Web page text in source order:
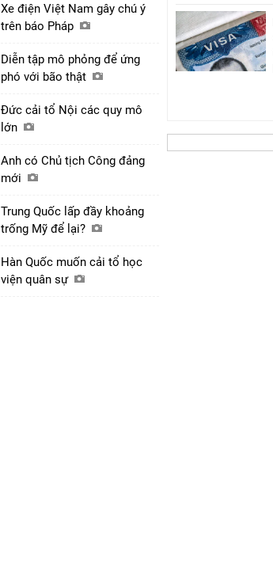
Xe điện Việt Nam gây chú ý
trên báo Pháp
Diễn tập mô phỏng để ứng
phó với bão thật
Đức cải tổ Nội các quy mô
lớn
Anh có Chủ tịch Công đảng
mới
Trung Quốc lấp đầy khoảng
trống Mỹ để lại?
Hàn Quốc muốn cải tổ học
viện quân sự